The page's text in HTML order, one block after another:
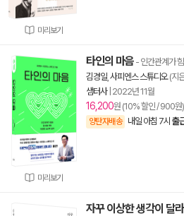
미리보기
미리보기
타인의 마음 - 인간관계가
김경일 사피엔스 스튜디오(지
샘터사| 2022년 11월
16,200원 (10% 할인 / 900원)
양탄자배송 내일 아침 7시 출
자꾸 이상한 생각이 달